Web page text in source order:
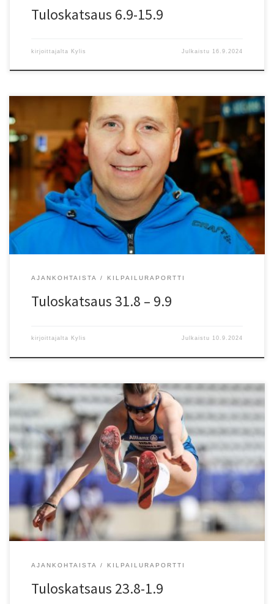
Tuloskatsaus 6.9-15.9
kirjoittajalta Kylis Julkaistu 16.9.2024
9.9. Porvoo, Klubbm?sterskap 7: P12 Keihäs/JT (400 g)?2)?Elmo
Kempas?(-14) ViipU 21,10. T9 Pituus/LJ (1 m ponnistusalue/zone)?
2)?Nella Ahtiala?(-15) KU-58 3,24?(). T9 Kiekko/DT (0,60 kg)?1)?
Nella Ahtiala?(-15) KU-58 10,95. 9.9. Hartola, Keihäskunkku-kisat: N
Keihäs/JT (600 g)?1)?Siiri Elomaa?(-03) HKV 51,76. 8.9. Zagreb CRO:
N 800 m?9)?Eveliina Määttänen?(-95) EspTa 2.00,05. 7.9.-8.9. Lepp?
virta, TUL:n J?rvi-Suomen Kyvyt […]
AJANKOHTAISTA KILPAILURAPORTTI
Tuloskatsaus 31.8 – 9.9
kirjoittajalta Kylis Julkaistu 10.9.2024
KU-58:n Mico Lampinen heitti piirienn?tyksell? 62,20 U20 MM-
pronssia Perun Limassa. HKV:n Elle Ceder sivusi 19-vuotiaiden 800
metrin piiriennätystä 2.05,36 v?lierässä. Ceder jakaa pe:n ??Minna
Nummelan (nyk. Lamminen) kanssa. U20 MM-kisoissa oli kuusi piirin
seurojen urheilijaa. ? Pariisin paralympialaisissa HKV:n Iida Lounela
oli pituudessa neljäs. Suomi voitti aikuisten maaottelut Ruotsia
vastaan. […]
AJANKOHTAISTA KILPAILURAPORTTI
Tuloskatsaus 23.8-1.9